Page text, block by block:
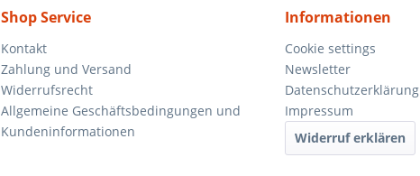
Shop Service
Kontakt
Zahlung und Versand
Widerrufsrecht
Allgemeine Geschäftsbedingungen und
Kundeninformationen
Informationen
Cookie settings
Newsletter
Datenschutzerklärung
Impressum
Widerruf erklären